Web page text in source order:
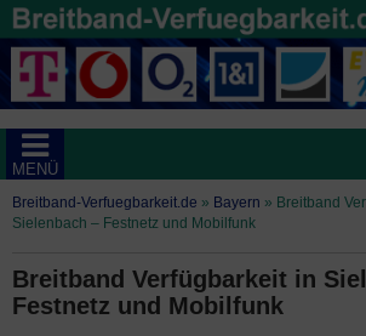
MENÜ
Breitband-Verfuegbarkeit.de » Bayern » Breitband
Sielenbach – Festnetz und Mobilfunk
Breitband Verfügbarkeit in
Festnetz und Mobilfunk